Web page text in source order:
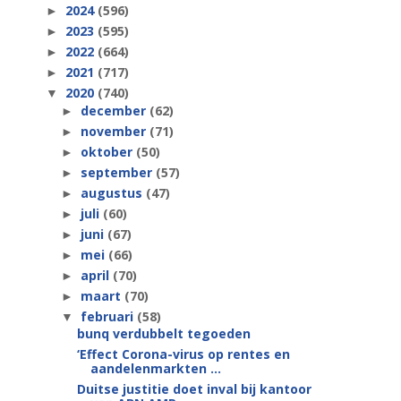
► 2024 (596)
► 2023 (595)
► 2022 (664)
► 2021 (717)
▼ 2020 (740)
► december (62)
► november (71)
► oktober (50)
► september (57)
► augustus (47)
► juli (60)
► juni (67)
► mei (66)
► april (70)
► maart (70)
▼ februari (58)
bunq verdubbelt tegoeden
‘Effect Corona-virus op rentes en
aandelenmarkten ...
Duitse justitie doet inval bij kantoor